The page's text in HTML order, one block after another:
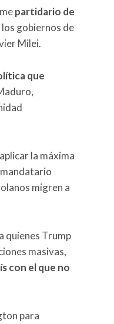
partidario de
gobiernos de
Milei.
que
la máxima
migren a
quienes Trump
masivas,
con el que no
para